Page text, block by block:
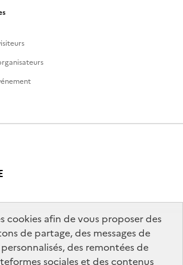
cookies afin de vous proposer des
de partage, des messages de
des remontées de
sociales et des contenus
info.gouv.fr
data.gouv.fr